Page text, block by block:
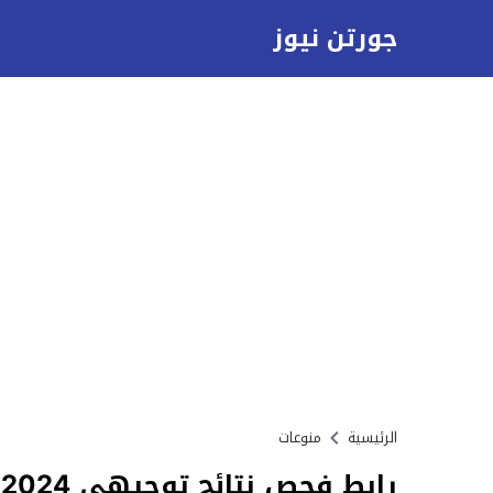
جورتن نيوز
الرئيسية منوعات